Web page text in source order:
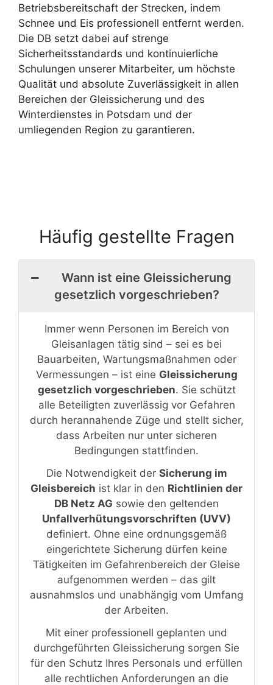
Betriebsbereitschaft der Strecken, indem
Schnee und Eis professionell entfernt werden.
Die DB setzt dabei auf strenge
Sicherheitsstandards und kontinuierliche
Schulungen unserer Mitarbeiter, um höchste
Qualität und absolute Zuverlässigkeit in allen
Bereichen der Gleissicherung und des
Winterdienstes in Potsdam und der
umliegenden Region zu garantieren.
Häufig gestellte Fragen
Wann ist eine Gleissicherung
gesetzlich vorgeschrieben?
Immer wenn Personen im Bereich von
Gleisanlagen tätig sind – sei es bei
Bauarbeiten, Wartungsmaßnahmen oder
Vermessungen – ist eine Gleissicherung
gesetzlich vorgeschrieben. Sie schützt
alle Beteiligten zuverlässig vor Gefahren
durch herannahende Züge und stellt sicher,
dass Arbeiten nur unter sicheren
Bedingungen stattfinden.
Die Notwendigkeit der Sicherung im
Gleisbereich ist klar in den Richtlinien der
DB Netz AG sowie den geltenden
Unfallverhütungsvorschriften (UVV)
definiert. Ohne eine ordnungsgemäß
eingerichtete Sicherung dürfen keine
Tätigkeiten im Gefahrenbereich der Gleise
aufgenommen werden – das gilt
ausnahmslos und unabhängig vom Umfang
der Arbeiten.
Mit einer professionell geplanten und
durchgeführten Gleissicherung sorgen Sie
für den Schutz Ihres Personals und erfüllen
alle rechtlichen Anforderungen an die